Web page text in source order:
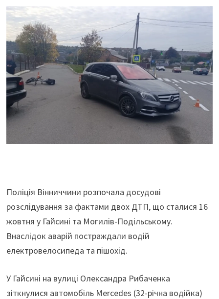
Поліція Вінниччини розпочала досудові
розслідування за фактами двох ДТП, що сталися 16
жовтня у Гайсині та Могилів-Подільському.
Внаслідок аварій постраждали водій
електровелосипеда та пішохід.
У Гайсині на вулиці Олександра Рибаченка
зіткнулися автомобіль Mercedes (32-річна водійка)